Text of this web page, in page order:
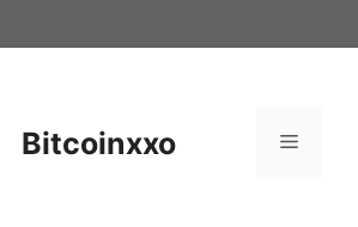
Bitcoinxxo Menu